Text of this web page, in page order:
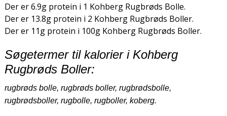
Der er 6.9g protein i 1 Kohberg Rugbrøds Bolle.
Der er 13.8g protein i 2 Kohberg Rugbrøds Boller.
Der er 11g protein i 100g Kohberg Rugbrøds Boller.
Søgetermer til kalorier i Kohberg
Rugbrøds Boller:
rugbrøds bolle, rugbrøds boller, rugbrødsbolle,
rugbrødsboller, rugbolle, rugboller, koberg.